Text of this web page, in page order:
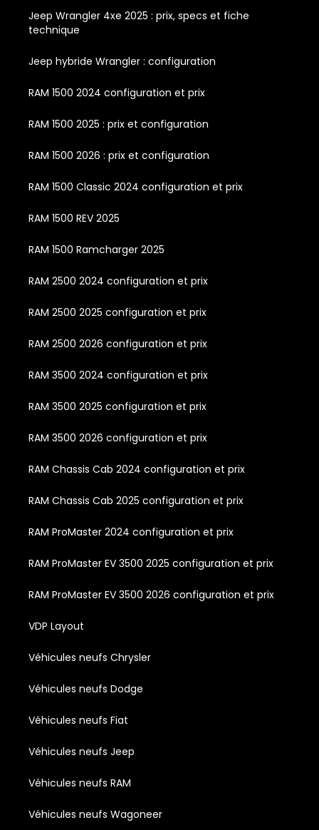
Jeep Wrangler 4xe 2025 : prix, specs et fiche
technique
Jeep hybride Wrangler : configuration
RAM 1500 2024 configuration et prix
RAM 1500 2025 : prix et configuration
RAM 1500 2026 : prix et configuration
RAM 1500 Classic 2024 configuration et prix
RAM 1500 REV 2025
RAM 1500 Ramcharger 2025
RAM 2500 2024 configuration et prix
RAM 2500 2025 configuration et prix
RAM 2500 2026 configuration et prix
RAM 3500 2024 configuration et prix
RAM 3500 2025 configuration et prix
RAM 3500 2026 configuration et prix
RAM Chassis Cab 2024 configuration et prix
RAM Chassis Cab 2025 configuration et prix
RAM ProMaster 2024 configuration et prix
RAM ProMaster EV 3500 2025 configuration et prix
RAM ProMaster EV 3500 2026 configuration et prix
VDP Layout
Véhicules neufs Chrysler
Véhicules neufs Dodge
Véhicules neufs Fiat
Véhicules neufs Jeep
Véhicules neufs RAM
Véhicules neufs Wagoneer